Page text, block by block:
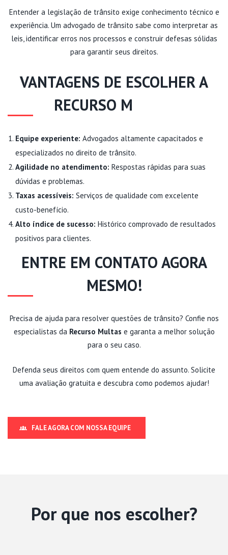
Entender a legislação de trânsito exige conhecimento técnico e
experiência. Um advogado de trânsito sabe como interpretar as
leis, identificar erros nos processos e construir defesas sólidas
para garantir seus direitos.
VANTAGENS DE ESCOLHER A
RECURSO M
Equipe experiente: Advogados altamente capacitados e
especializados no direito de trânsito.
Agilidade no atendimento: Respostas rápidas para suas
dúvidas e problemas.
Taxas acessíveis: Serviços de qualidade com excelente
custo-benefício.
Alto índice de sucesso: Histórico comprovado de resultados
positivos para clientes.
ENTRE EM CONTATO AGORA
MESMO!
Precisa de ajuda para resolver questões de trânsito? Confie nos
especialistas da Recurso Multas e garanta a melhor solução
para o seu caso.
Defenda seus direitos com quem entende do assunto. Solicite
uma avaliação gratuita e descubra como podemos ajudar!
FALE AGORA COM NOSSA EQUIPE
Por que nos escolher?